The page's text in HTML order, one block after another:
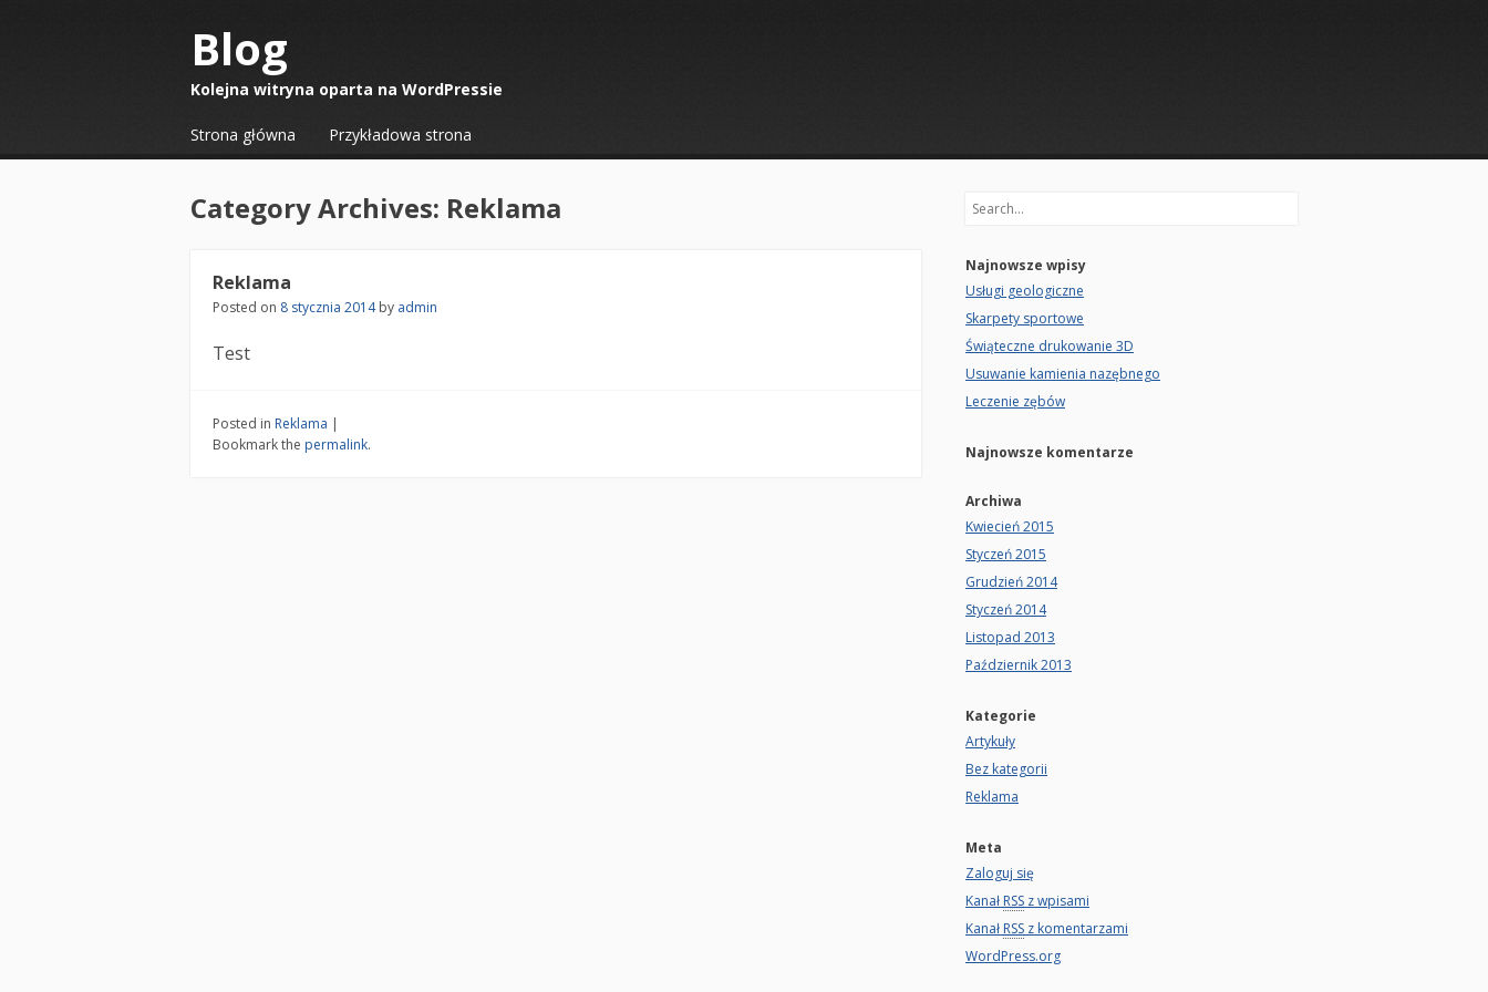
Blog
Kolejna witryna oparta na WordPressie
☰ Menu
Skip to content
Strona główna Przykładowa strona
Category Archives: Reklama
Reklama
Posted on 8 stycznia 2014by admin
Test
Posted in Reklama |
Bookmark the permalink.
Search
Najnowsze wpisy
Usługi geologiczne
Skarpety sportowe
Świąteczne drukowanie 3D
Usuwanie kamienia nazębnego
Leczenie zębów
Najnowsze komentarze
Archiwa
Kwiecień 2015
Styczeń 2015
Grudzień 2014
Styczeń 2014
Listopad 2013
Październik 2013
Kategorie
Artykuły
Bez kategorii
Reklama
Meta
Zaloguj się
Kanał RSS z wpisami
Kanał RSS z komentarzami
WordPress.org